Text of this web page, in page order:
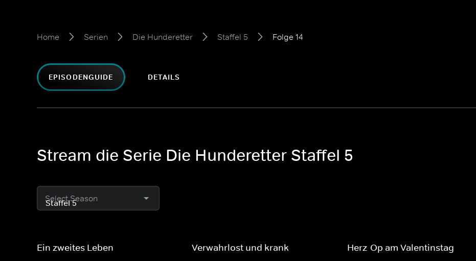
Home Serien Die Hunderetter Staffel 5 Folge 14
EPISODENGUIDE DETAILS
Stream die Serie Die Hunderetter Staffel 5
Select Season
Ein zweites Leben Verwahrlost und krank Herz-Op am Valentinstag